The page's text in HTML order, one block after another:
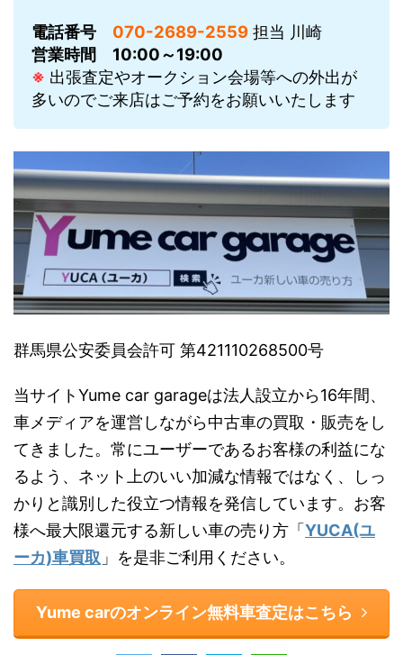
電話番号 070-2689-2559 担当 川崎
営業時間
10:00～19:00
※ 出張査定やオークション会場等への外出が
多いのでご来店はご予約をお願いいたします
群馬県公安委員会許可 第421110268500号
当サイトYume car garageは法人設立から16年間、
車メディアを運営しながら中古車の買取・販売をし
てきました。常にユーザーであるお客様の利益にな
るよう、ネット上のいい加減な情報ではなく、しっ
かりと識別した役立つ情報を発信しています。お客
様へ最大限還元する新しい車の売り方「 YUCA(ユ
ーカ)車買取 」を是非ご利用ください。
Yume carのオンライン無料車査定はこちら